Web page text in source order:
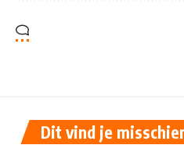
Dit vind je